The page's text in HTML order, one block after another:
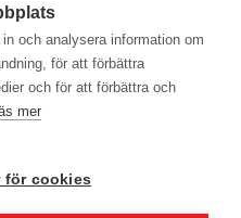
& reklamation
och analysera information om
för att förbättra
och för att förbättra och
mer
för cookies